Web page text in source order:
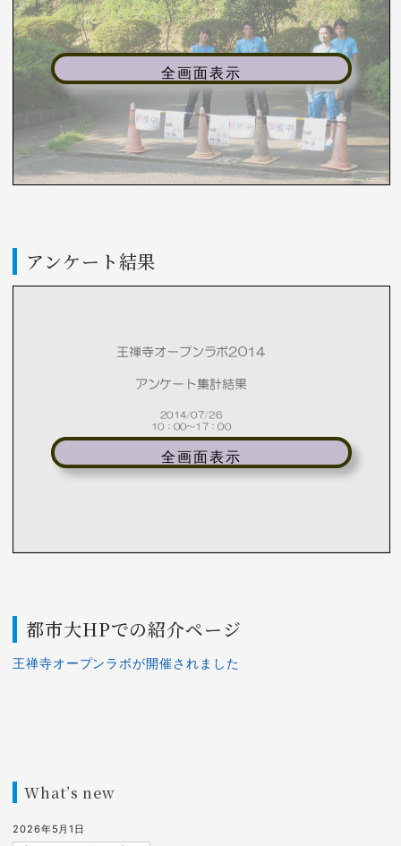
全画面表示
アンケート結果
全画面表示
都市大HPでの紹介ページ
王禅寺オープンラボが開催されました
What’s new
2026年5月1日